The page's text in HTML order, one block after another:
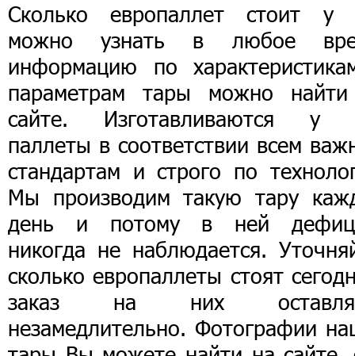
Сколько европаллет стоит у
можно узнать в любое
информацию по
параметрам тары можно
сайте. Изготавливаются у
паллеты в соответствии всем
стандартам и строго по
Мы производим такую тару
день и потому в ней
никогда не наблюдается.
сколько европаллеты стоят
заказ на них
незамедлительно. Фотографии